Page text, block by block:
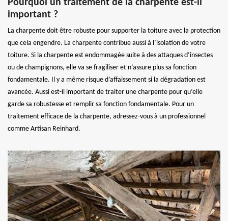
Pourquoi un traitement de la charpente est-il
important ?
La charpente doit être robuste pour supporter la toiture avec la protection
que cela engendre. La charpente contribue aussi à l’isolation de votre
toiture. Si la charpente est endommagée suite à des attaques d’insectes
ou de champignons, elle va se fragiliser et n’assure plus sa fonction
fondamentale. Il y a même risque d’affaissement si la dégradation est
avancée. Aussi est-il important de traiter une charpente pour qu’elle
garde sa robustesse et remplir sa fonction fondamentale. Pour un
traitement efficace de la charpente, adressez-vous à un professionnel
comme Artisan Reinhard.